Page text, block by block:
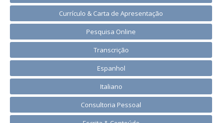
Currículo & Carta de Apresentação
Pesquisa Online
Transcrição
Espanhol
Italiano
Consultoria Pessoal